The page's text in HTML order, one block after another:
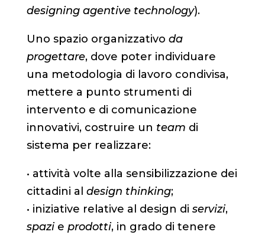
designing agentive technology).
Uno spazio organizzativo da
progettare, dove poter individuare
una metodologia di lavoro condivisa,
mettere a punto strumenti di
intervento e di comunicazione
innovativi, costruire un team di
sistema per realizzare:
• attività volte alla sensibilizzazione dei
cittadini al design thinking;
• iniziative relative al design di servizi,
spazi e prodotti, in grado di tenere